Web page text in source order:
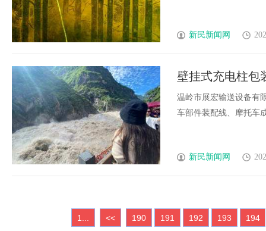
新民新闻网
壁挂式充电柱包
温岭市展宏输送设备有
车部件装配线、摩托车
新民新闻网
1... << 190 191 192 193 194